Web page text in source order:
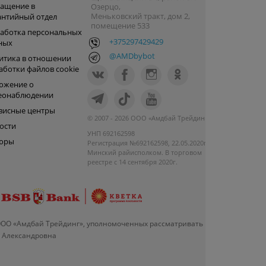
в
отдел
персональных
в отношении
файлов cookie
о
центры
Озерцо,
Меньковский тракт, дом 2,
помещение 533
+375297429429
@AMDbybot
© 2007 - 2026 ООО «Амдбай Трейдинг»
УНП 692162598
Регистрация №692162598, 22.05.2020г.
Минский райисполком. В торговом
реестре с 14 сентября 2020г.
«Амдбай Трейдинг», уполномоченных рассматривать